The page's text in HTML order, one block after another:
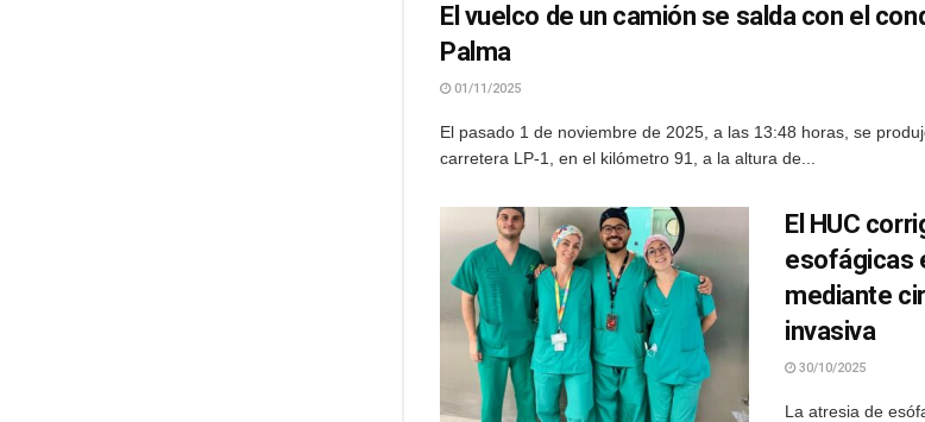
El vuelco de un camión se salda con el
Palma
01/11/2025
El pasado 1 de noviembre de 2025, a las 13:48 horas, se
carretera LP-1, en el kilómetro 91, a la altura de...
El HUC
esofágicas
mediante
invasiva
30/10/2025
La atresia de